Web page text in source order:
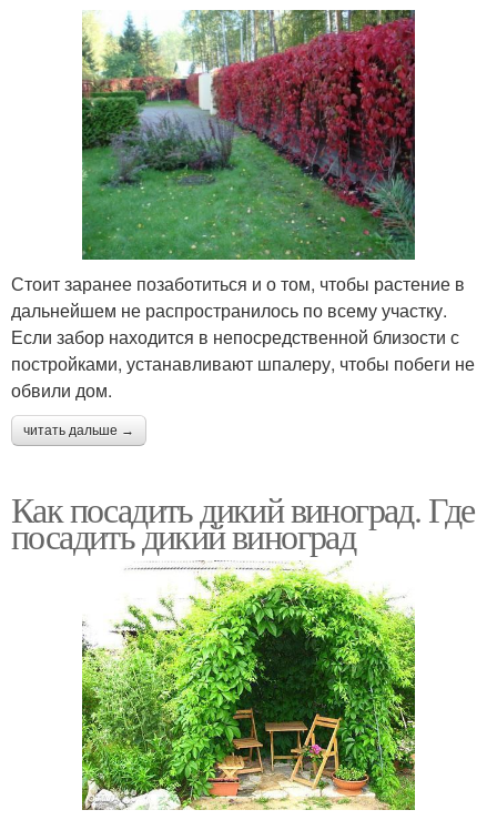
Стоит заранее позаботиться и о том, чтобы растение в
дальнейшем не распространилось по всему участку.
Если забор находится в непосредственной близости с
постройками, устанавливают шпалеру, чтобы побеги не
обвили дом.
читать дальше →
Как посадить дикий виноград. Где
посадить дикий виноград